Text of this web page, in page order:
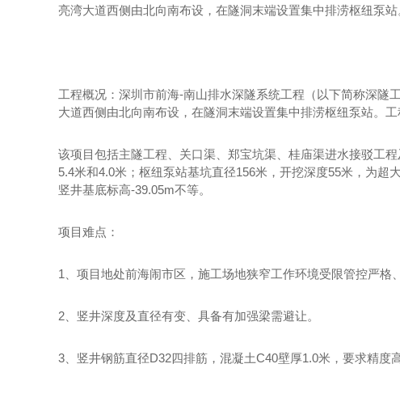
亮湾大道西侧由北向南布设，在隧洞末端设置集中排涝枢纽泵
工程概况：深圳市前海-南山排水深隧系统工程（以下简称深隧
大道西侧由北向南布设，在隧洞末端设置集中排涝枢纽泵站。
该项目包括主隧工程、关口渠、郑宝坑渠、桂庙渠进水接驳工
5.4米和4.0米；枢纽泵站基坑直径156米，开挖深度55米，为
竖井基底标高-39.05m不等。
项目难点：
1、项目地处前海闹市区，施工场地狭窄工作环境受限管控严格
2、竖井深度及直径有变、具备有加强梁需避让。
3、竖井钢筋直径D32四排筋，混凝土C40壁厚1.0米，要求精度